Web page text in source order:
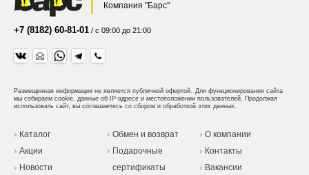
Компания "Барс"
+7 (8182) 60-81-01 / с 09:00 до 21:00
Размещенная информация не является публичной офертой. Для функционирования сайта
мы собираем cookie, данные об IP-адресе и местоположении пользователей. Продолжая
использовать сайт, вы соглашаетесь со сбором и обработкой этих данных.
Каталог
Акции
Новости
Обмен и возврат
Подарочные
сертификаты
О компании
Контакты
Вакансии